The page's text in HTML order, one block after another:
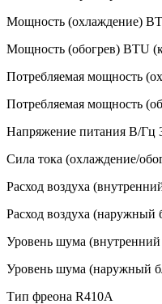
Мощность (охлаждение)
Мощность (обогрев) BTU
Потребляемая мощность
Потребляемая мощность
Напряжение питания В/Гц
Сила тока (охлаждение/
Расход воздуха
Расход воздуха (наружный
Уровень шума
Уровень шума (наружный
Тип фреона R410A